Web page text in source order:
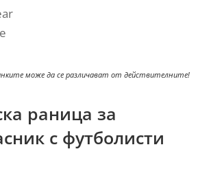
може да се различават от действителните!
раница за
с футболисти